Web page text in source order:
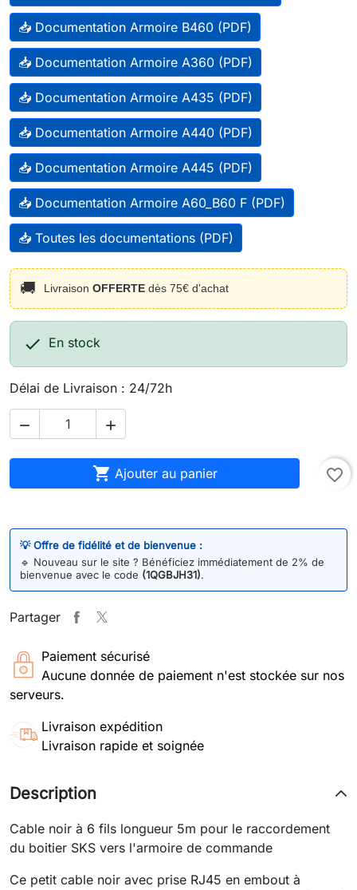
📥 Documentation Armoire B460 (PDF)
📥 Documentation Armoire A360 (PDF)
📥 Documentation Armoire A435 (PDF)
📥 Documentation Armoire A440 (PDF)
📥 Documentation Armoire A445 (PDF)
📥 Documentation Armoire A60_B60 F (PDF)
📥 Toutes les documentations (PDF)
🚚 Livraison OFFERTE dès 75€ d'achat
 En stock
Délai de Livraison : 24/72h
 
 Ajouter au panier favorite_border
💡 Offre de fidélité et de bienvenue :
🔹 Nouveau sur le site ? Bénéficiez immédiatement de 2% de
bienvenue avec le code (1QGBJH31).
Partager
Paiement sécurisé
Aucune donnée de paiement n'est stockée sur nos
serveurs.
Livraison expédition
Livraison rapide et soignée
Description
Cable noir à 6 fils longueur 5m pour le raccordement
du boitier SKS vers l'armoire de commande
Ce petit cable noir avec prise RJ45 en embout à